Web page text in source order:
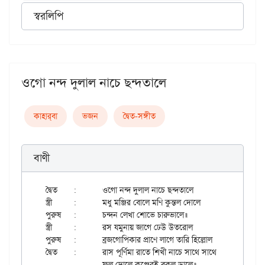
স্বরলিপি
ওগো নন্দ দুলাল নাচে ছন্দতালে
কাহার্‌বা ভজন দ্বৈত-সঙ্গীত
বাণী
দ্বৈত	:	ওগো নন্দ দুলাল নাচে ছন্দতালে
স্ত্রী	:	মধু মঞ্জির বোলে মণি কুন্তল দোলে
পুরুষ	:	চন্দন লেখা শোভে চারুভালে॥
স্ত্রী	:	রস যমুনায় জাগে ঢেউ উতরোল
পুরুষ	:	ব্রজগোপিকার প্রাণে লাগে তারি হিল্লোল
দ্বৈত	:	রাস পূর্ণিমা রাতে শিখী নাচে সাথে সাথে